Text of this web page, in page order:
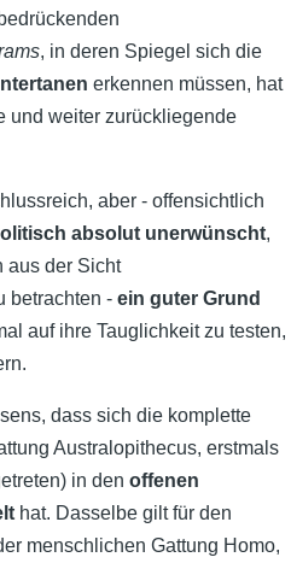
, in deren Spiegel sich die
erkennen müssen, hat
und weiter zurückliegende
aber - offensichtlich
absolut unerwünscht,
aus der Sicht
betrachten - ein guter Grund
auf ihre Tauglichkeit zu testen,
dass sich die komplette
Australopithecus, erstmals
in den offenen
hat. Dasselbe gilt für den
menschlichen Gattung Homo,